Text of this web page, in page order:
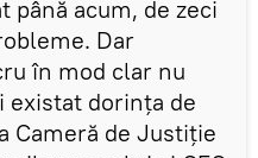
până acum, de zeci
Dar
în mod clar nu
existat dorința de
Cameră de Justiție